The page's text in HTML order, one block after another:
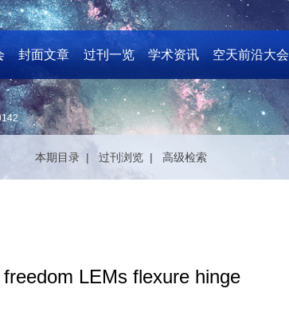
封面文章 过刊一览 学术资讯 空天前沿大会
本期目录 | 过刊浏览 | 高级检索
LEMs flexure hinge